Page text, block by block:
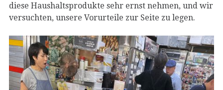
diese Haushaltsprodukte sehr ernst nehmen, und wir
versuchten, unsere Vorurteile zur Seite zu legen.